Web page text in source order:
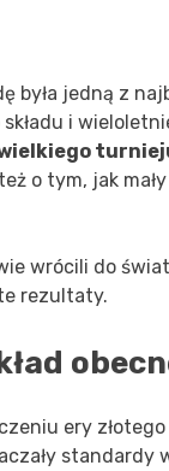
była jedną z
i
o tym, jak
wrócili do
rezultaty.
ery złotego
standardy